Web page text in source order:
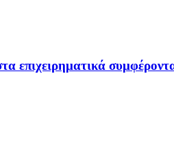
επιχειρηματικά